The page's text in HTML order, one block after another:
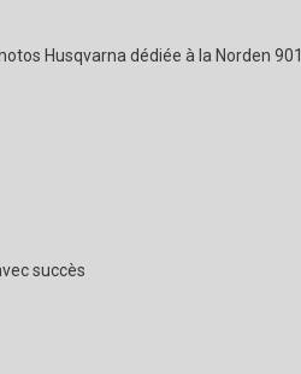
Husqvarna dédiée à la Norden 901
succès